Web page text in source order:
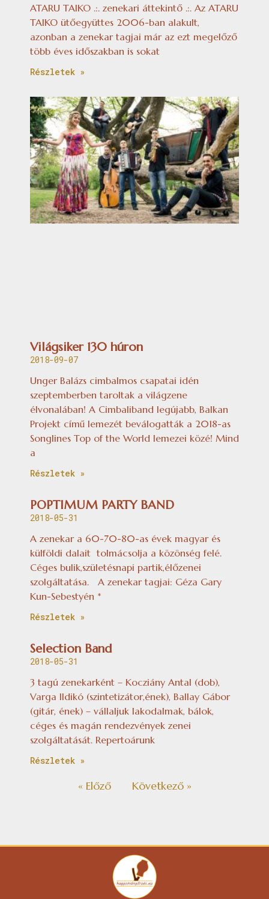
ATARU TAIKO .:. zenekari áttekintő .:. Az ATARU
TAIKO ütőegyüttes 2006-ban alakult,
azonban a zenekar tagjai már az ezt megelőző
több éves időszakban is sokat
Részletek »
Világsiker 130 húron
2018-09-07
Unger Balázs cimbalmos csapatai idén
szeptemberben taroltak a világzene
élvonalában! A Cimbaliband legújabb, Balkan
Projekt című lemezét beválogatták a 2018-as
Songlines Top of the World lemezei közé! Mind
a
Részletek »
POPTIMUM PARTY BAND
2018-05-31
A zenekar a 60-70-80-as évek magyar és
külföldi dalait tolmácsolja a közönség felé.
Céges bulik,születésnapi partik,élőzenei
szolgáltatása. A zenekar tagjai: Géza Gary
Kun-Sebestyén *
Részletek »
Selection Band
2018-05-31
3 tagú zenekarként – Kocziány Antal (dob),
Varga Ildikó (szintetizátor,ének), Ballay Gábor
(gitár, ének) – vállaljuk lakodalmak, bálok,
céges és magán rendezvények zenei
szolgáltatását. Repertoárunk
Részletek »
« Előző Következő »